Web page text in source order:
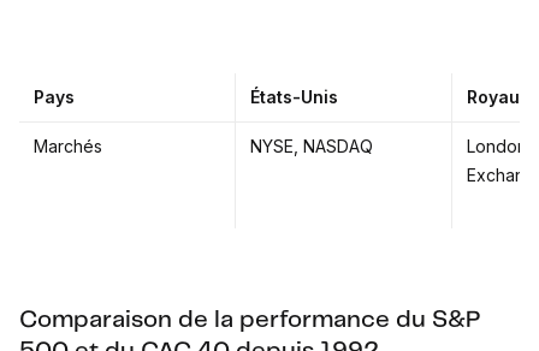
Pays États-Unis
Marchés NYSE, NASDAQ
London
Comparaison de la performance du S&P